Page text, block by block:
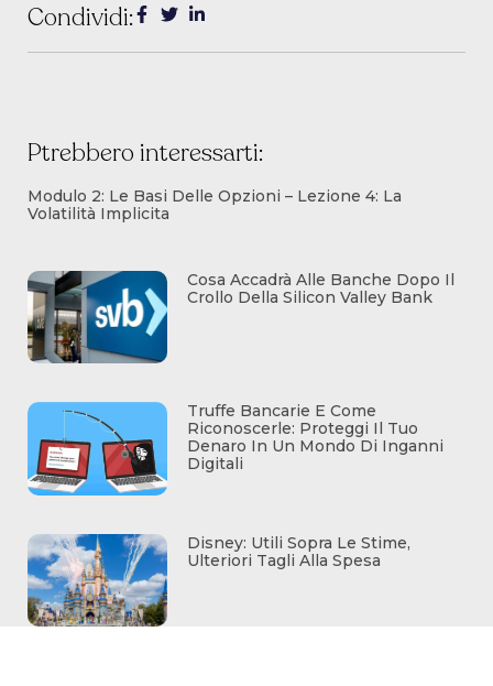
Condividi:
Ptrebbero interessarti:
Modulo 2: Le Basi Delle Opzioni – Lezione 4: La
Volatilità Implicita
Cosa Accadrà Alle Banche Dopo Il
Crollo Della Silicon Valley Bank
Truffe Bancarie E Come
Riconoscerle: Proteggi Il Tuo
Denaro In Un Mondo Di Inganni
Digitali
Disney: Utili Sopra Le Stime,
Ulteriori Tagli Alla Spesa